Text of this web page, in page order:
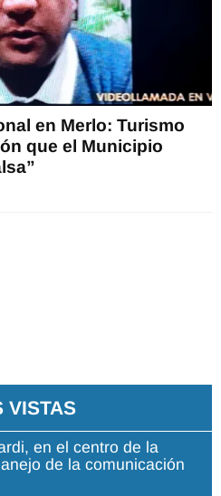
en Merlo: Turismo
que el Municipio
VISTAS
en el centro de la
de la comunicación